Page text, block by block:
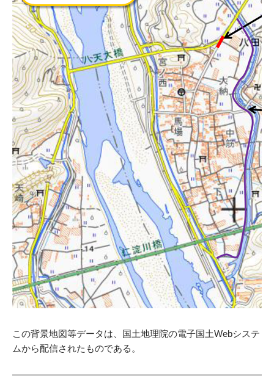
この背景地図等データは、国土地理院の電子国土Webシステ
ムから配信されたものである。